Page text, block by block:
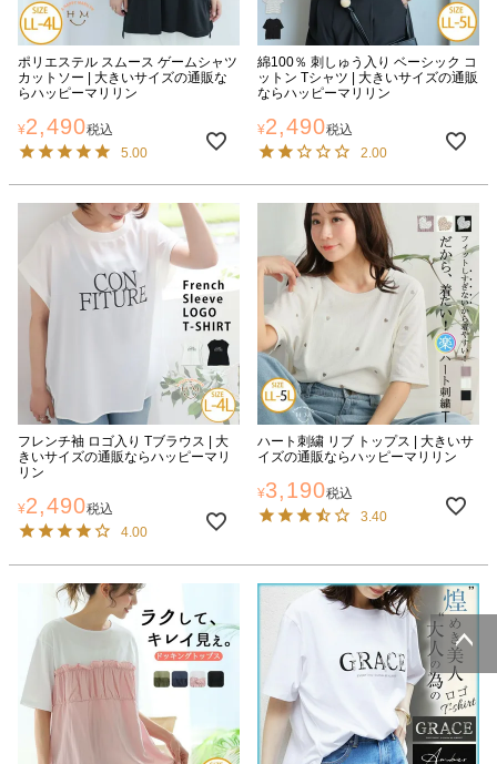
ポリエステル スムース ゲームシャツ
カットソー | 大きいサイズの通販な
らハッピーマリリン
¥2,490税込
5.00
綿100％ 刺しゅう入り ベーシック コ
ットン Tシャツ | 大きいサイズの通販
ならハッピーマリリン
¥2,490税込
2.00
フレンチ袖 ロゴ入り Tブラウス | 大
きいサイズの通販ならハッピーマリ
リン
¥2,490税込
4.00
ハート刺繍 リブ トップス | 大きいサ
イズの通販ならハッピーマリリン
¥3,190税込
3.40
ページトッ
プへ